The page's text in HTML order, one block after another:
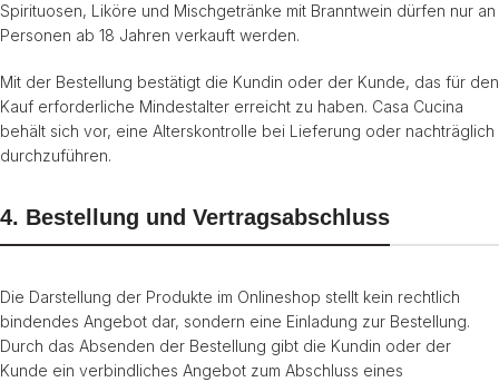
Spirituosen, Liköre und Mischgetränke mit Branntwein dürfen nur an
Personen ab 18 Jahren verkauft werden.
Mit der Bestellung bestätigt die Kundin oder der Kunde, das für den
Kauf erforderliche Mindestalter erreicht zu haben. Casa Cucina
behält sich vor, eine Alterskontrolle bei Lieferung oder nachträglich
durchzuführen.
4. Bestellung und Vertragsabschluss
Die Darstellung der Produkte im Onlineshop stellt kein rechtlich
bindendes Angebot dar, sondern eine Einladung zur Bestellung.
Durch das Absenden der Bestellung gibt die Kundin oder der
Kunde ein verbindliches Angebot zum Abschluss eines